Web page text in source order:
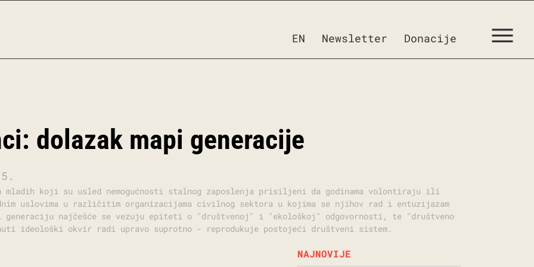
EN Newsletter Donacije
dolazak mapi generacije
mladih koji su usled nemogućnosti stalnog zaposlenja prisiljeni da godinama volontiraju ili
uslovima u različitim organizacijama civilnog sektora u kojima se njihov rad i entuzijazam
generaciju najčešće se vezuju epiteti o "društvenoj" i "ekološkoj" odgovornosti, te "društveno
ideološki okvir radi upravo suprotno - reprodukuje postojeći društveni sistem.
NAJNOVIJE